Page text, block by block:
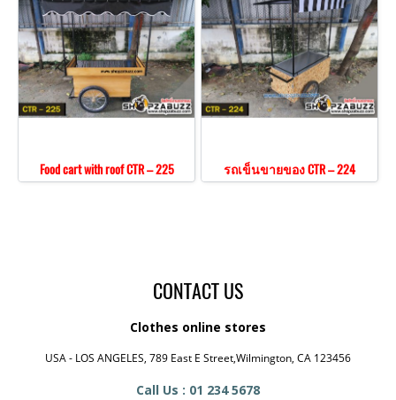
Food cart with roof CTR – 225 รถเข็นขายของ CTR – 224
CONTACT US
Clothes online stores
USA - LOS ANGELES, 789 East E Street,Wilmington, CA 123456
Call Us : 01 234 5678